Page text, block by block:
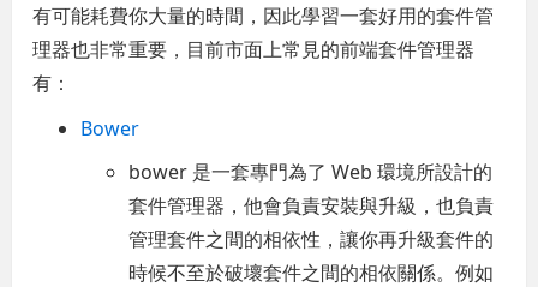
有可能耗費你大量的時間，因此學習一套好用的套件管
理器也非常重要，目前市面上常見的前端套件管理器
有：
Bower
bower 是一套專門為了 Web 環境所設計的
套件管理器，他會負責安裝與升級，也負責
管理套件之間的相依性，讓你再升級套件的
時候不至於破壞套件之間的相依關係。例如